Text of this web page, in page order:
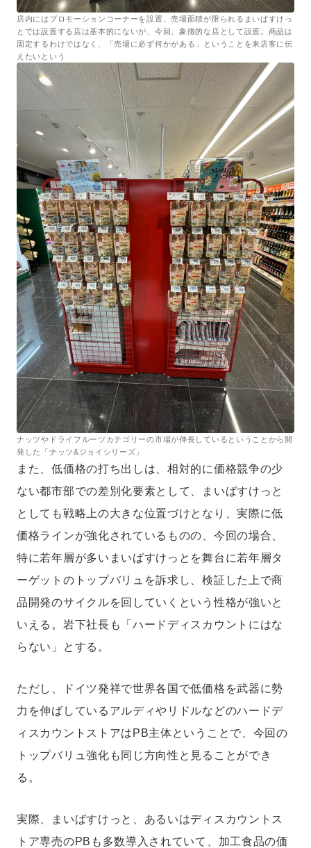
店内にはプロモーションコーナーを設置。売場面積が限られるまいばすけっ
とでは設置する店は基本的にないが、今回、象徴的な店として設置。商品は
固定するわけではなく、「売場に必ず何かがある」ということを来店客に伝
えたいという
ナッツやドライフルーツカテゴリーの市場が伸長しているということから開
発した「ナッツ&ジョイシリーズ」
また、低価格の打ち出しは、相対的に価格競争の少
ない都市部での差別化要素として、まいばすけっと
としても戦略上の大きな位置づけとなり、実際に低
価格ラインが強化されているものの、今回の場合、
特に若年層が多いまいばすけっとを舞台に若年層タ
ーゲットのトップバリュを訴求し、検証した上で商
品開発のサイクルを回していくという性格が強いと
いえる。岩下社長も「ハードディスカウントにはな
らない」とする。
ただし、ドイツ発祥で世界各国で低価格を武器に勢
力を伸ばしているアルディやリドルなどのハードデ
ィスカウントストアはPB主体ということで、今回の
トップバリュ強化も同じ方向性と見ることができ
る。
実際、まいばすけっと、あるいはディスカウントス
トア専売のPBも多数導入されていて、加工食品の価